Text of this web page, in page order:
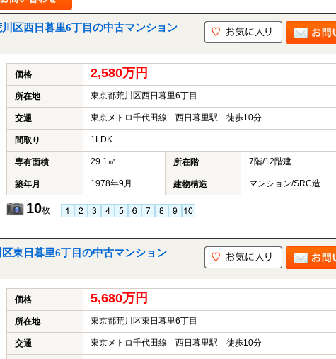
区西日暮里6丁目の中古マンション
価格 2,580万円
所在地 東京都荒川区西日暮里6丁目
交通 東京メトロ千代田線 西日暮里駅 徒歩10分
間取り 1LDK
専有面積 29.1㎡ 所在階 7階/12階建
築年月 1978年9月 建物構造 マンション/SRC造
10枚
東日暮里6丁目の中古マンション
価格 5,680万円
所在地 東京都荒川区東日暮里6丁目
交通 東京メトロ千代田線 西日暮里駅 徒歩10分